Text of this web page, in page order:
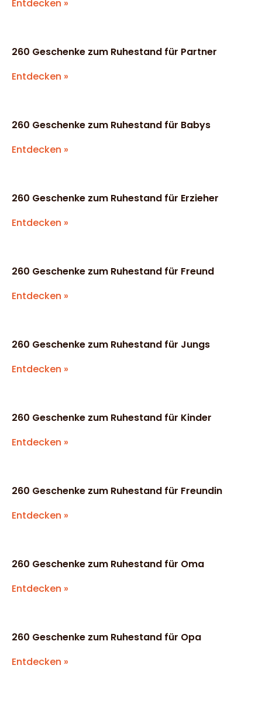
Entdecken »
260 Geschenke zum Ruhestand für Partner
Entdecken »
260 Geschenke zum Ruhestand für Babys
Entdecken »
260 Geschenke zum Ruhestand für Erzieher
Entdecken »
260 Geschenke zum Ruhestand für Freund
Entdecken »
260 Geschenke zum Ruhestand für Jungs
Entdecken »
260 Geschenke zum Ruhestand für Kinder
Entdecken »
260 Geschenke zum Ruhestand für Freundin
Entdecken »
260 Geschenke zum Ruhestand für Oma
Entdecken »
260 Geschenke zum Ruhestand für Opa
Entdecken »